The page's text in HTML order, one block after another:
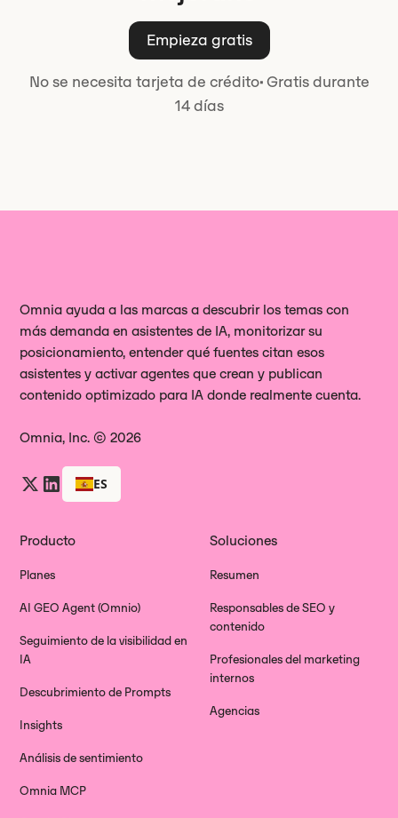
genera visitas y cuál se cita sin que
nadie llegue a visitarlo.
nada sin tu aprobación, por lo que tú
mantienes el control sobre cada
Empieza gratis
No se necesita tarjeta de crédito·Gratis durante
14 días
Omnia ayuda a las marcas a descubrir los temas con
más demanda en asistentes de IA, monitorizar su
posicionamiento, entender qué fuentes citan esos
asistentes y activar agentes que crean y publican
contenido optimizado para IA donde realmente cuenta.
Omnia, Inc. © 2026
ES
Producto
Planes
AI GEO Agent (Omnio)
Seguimiento de la visibilidad en
IA
Descubrimiento de Prompts
Insights
Análisis de sentimiento
Omnia MCP
Soluciones
Resumen
Responsables de SEO y
contenido
Profesionales del marketing
internos
Agencias